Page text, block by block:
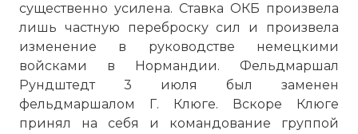
существенно усилена. Ставка ОКБ произвела
лишь частную переброску сил и произвела
изменение в руководстве немецкими
войсками в Нормандии. Фельдмаршал
Рундштедт 3 июля был заменен
фельдмаршалом Г. Клюге. Вскоре Клюге
принял на себя и командование группой